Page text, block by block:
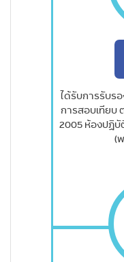
ได้รับการรับร
การสอบเทียบ
2005 ห้องปฏิบั
(